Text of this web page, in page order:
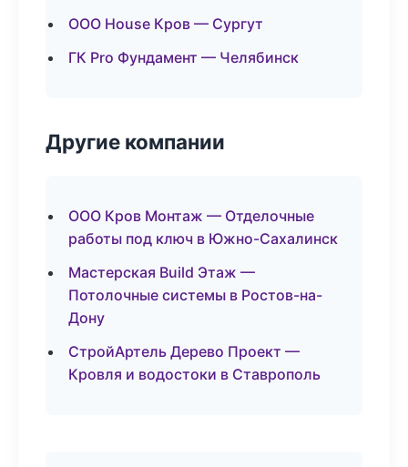
ООО House Кров — Сургут
ГК Pro Фундамент — Челябинск
Другие компании
ООО Кров Монтаж — Отделочные
работы под ключ в Южно-Сахалинск
Мастерская Build Этаж —
Потолочные системы в Ростов-на-
Дону
СтройАртель Дерево Проект —
Кровля и водостоки в Ставрополь